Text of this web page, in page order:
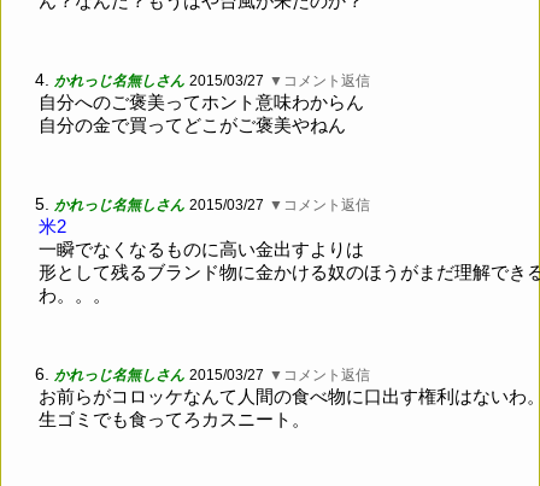
4. かれっじ名無しさん 2015/03/27 ▼コメント返信
自分へのご褒美ってホント意味わからん
自分の金で買ってどこがご褒美やねん
5. かれっじ名無しさん 2015/03/27 ▼コメント返信
米2
一瞬でなくなるものに高い金出すよりは
形として残るブランド物に金かける奴のほうがまだ理解でき
わ。。。
6. かれっじ名無しさん 2015/03/27 ▼コメント返信
お前らがコロッケなんて人間の食べ物に口出す権利はないわ
生ゴミでも食ってろカスニート。